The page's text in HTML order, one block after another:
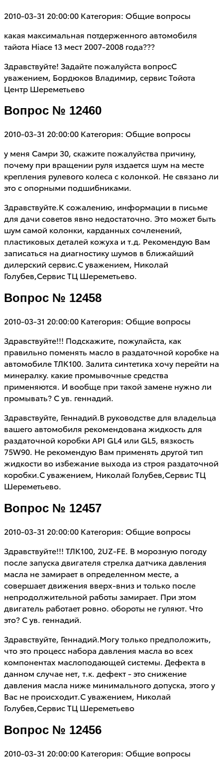
2010-03-31 20:00:00 Категория: Общие вопросы
какая максимальная потдерженного автомобиля
тайота Hiace 13 мест 2007-2008 года???
Здравствуйте! Задайте пожалуйста вопросС
уважением, Бордюков Владимир, сервис Тойота
Центр Шереметьево
Вопрос № 12460
2010-03-31 20:00:00 Категория: Общие вопросы
у меня Самри 30, скажите пожалуйства причину,
почему при вращении руля издается шум на месте
крепления рулевого колеса с колонкой. Не связано ли
это с опорными подшибниками.
Здравствуйте.К сожалению, информации в письме
для дачи советов явно недостаточно. Это может быть
шум самой колонки, карданных сочленений,
пластиковых деталей кожуха и т.д. Рекомендую Вам
записаться на диагностику шумов в ближайший
дилерский сервис.С уважением, Николай
Голубев,Сервис ТЦ Шереметьево.
Вопрос № 12458
2010-03-31 20:00:00 Категория: Общие вопросы
Здравствуйте!!! Подскажите, пожулайста, как
правильно поменять масло в раздаточной коробке на
автомобиле ТЛК100. Залита синтетика хочу перейти на
минералку. какие промывочные средства
применяются. И вообще при такой замене нужно ли
промывать? С ув. геннадий.
Здравствуйте, Геннадий.В руководстве для владельца
вашего автомобиля рекомендована жидкость для
раздаточной коробки API GL4 или GL5, вязкость
75W90. Не рекомендую Вам применять другой тип
жидкости во избежание выхода из строя раздаточной
коробки.С уважением, Николай Голубев,Сервис ТЦ
Шереметьево.
Вопрос № 12457
2010-03-31 20:00:00 Категория: Общие вопросы
Здравствуйте!!! ТЛК100, 2UZ-FE. В морозную погоду
после запуска двигателя стрелка датчика давления
масла не замирает в определенном месте, а
совершает движения вверх-вниз и только после
непродолжительной работы замирает. При этом
двигатель работает ровно. обороты не гуляют. Что
это? С ув. геннадий.
Здравствуйте, Геннадий.Могу только предположить,
что это процесс набора давления масла во всех
компонентах маслоподающей системы. Дефекта в
данном случае нет, т.к. дефект - это снижение
давления масла ниже минимального допуска, этого у
Вас не происходит.С уважением, Николай
Голубев,Сервис ТЦ Шереметьево
Вопрос № 12456
2010-03-31 20:00:00 Категория: Общие вопросы